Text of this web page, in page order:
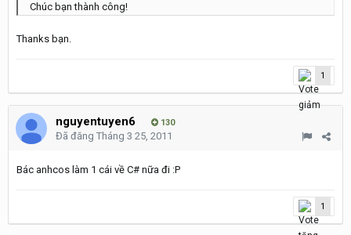
Chúc bạn thành công!
Thanks bạn.
1
nguyentuyen6 130
Đã đăng Tháng 3 25, 2011
Bác anhcos làm 1 cái về C# nữa đi :P
1